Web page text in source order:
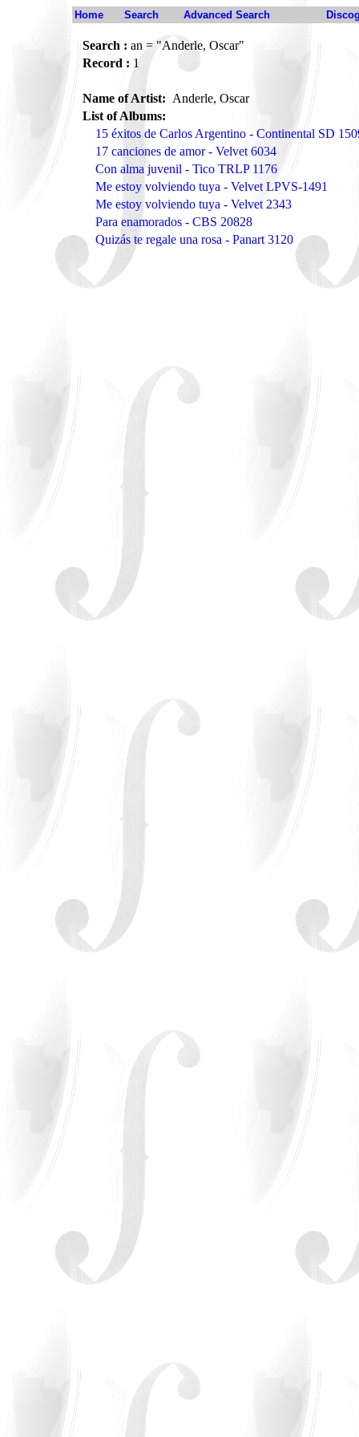
Home Search Advanced Search
Search : an = "Anderle, Oscar"
Record : 1
Name of Artist: Anderle, Oscar
List of Albums:
15 éxitos de Carlos Argentino - Continental SD
17 canciones de amor - Velvet 6034
Con alma juvenil - Tico TRLP 1176
Me estoy volviendo tuya - Velvet LPVS-1491
Me estoy volviendo tuya - Velvet 2343
Para enamorados - CBS 20828
Quizás te regale una rosa - Panart 3120